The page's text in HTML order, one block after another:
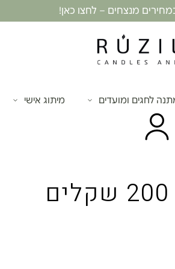
מנצחים – לחצו כאן!
לחגים ומועדים מיתוג אישי